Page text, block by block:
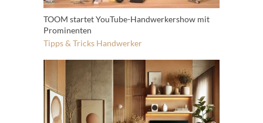
TOOM startet YouTube-Handwerkershow mit
Prominenten
Tipps & Tricks Handwerker